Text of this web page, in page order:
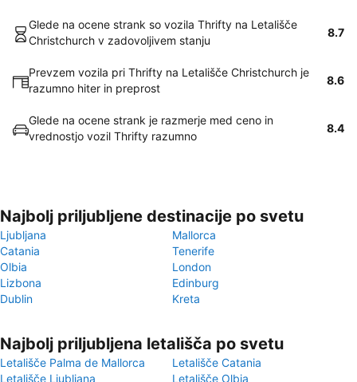
Glede na ocene strank so vozila Thrifty na Letališče
Christchurch v zadovoljivem stanju
8.7
Prevzem vozila pri Thrifty na Letališče Christchurch je
razumno hiter in preprost
8.6
Glede na ocene strank je razmerje med ceno in
vrednostjo vozil Thrifty razumno
8.4
Najbolj priljubljene destinacije po svetu
Ljubljana
Mallorca
Catania
Tenerife
Olbia
London
Lizbona
Edinburg
Dublin
Kreta
Najbolj priljubljena letališča po svetu
Letališče Palma de Mallorca
Letališče Catania
Letališče Ljubljana
Letališče Olbia